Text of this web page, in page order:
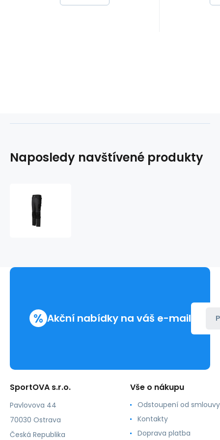
Naposledy navštívené produkty
% Akční nabídky na váš e-mail
SportOVA s.r.o.
Pavlovova 44
70030 Ostrava
Česká Republika
Vše o nákupu
Odstoupení od smlouvy
Kontakty
Doprava platba